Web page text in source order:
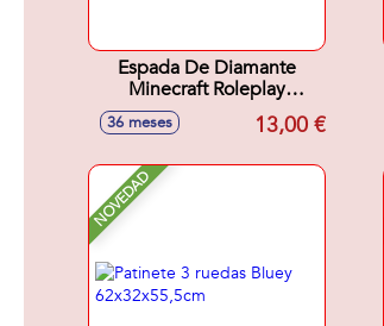
Espada De Diamante
Minecraft Roleplay
21.09x2.80 cm
36 meses 13,00 €
NOVEDAD